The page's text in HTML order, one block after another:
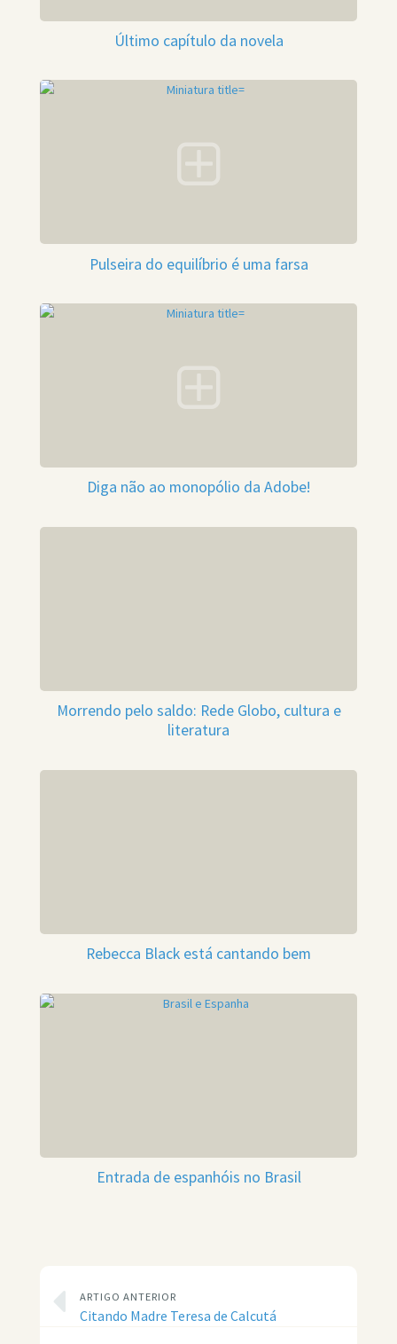
Último capítulo da novela
Pulseira do equilíbrio é uma farsa
Diga não ao monopólio da Adobe!
Morrendo pelo saldo: Rede Globo, cultura e
literatura
Rebecca Black está cantando bem
Entrada de espanhóis no Brasil
ARTIGO ANTERIOR
Citando Madre Teresa de Calcutá